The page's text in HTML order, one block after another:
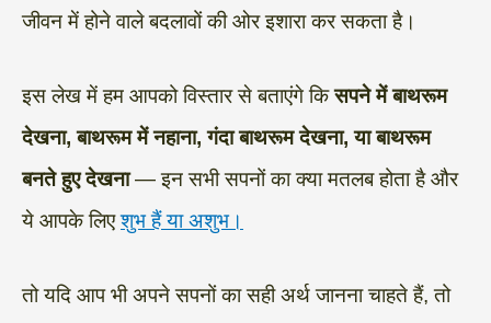
जीवन में होने वाले बदलावों की ओर इशारा कर सकता है।
इस लेख में हम आपको विस्तार से बताएंगे किसपने में बाथरूम
देखना, बाथरूम में नहाना, गंदा बाथरूम देखना, या बाथरूम
बनते हुए देखना— इन सभी सपनों का क्या मतलब होता है और
ये आपके लिएशुभ हैं या अशुभ।
तो यदि आप भी अपने सपनों का सही अर्थ जानना चाहते हैं, तो